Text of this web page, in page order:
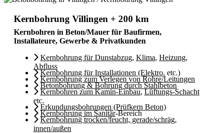
Kernbohrung Villingen + 200 km
Kernbohren in Beton/Mauer für Baufirmen,
Installateure, Gewerbe & Privatkunden
Kernbohrung für Dunstabzug, Klima, Heizung,
Abfluss
Kernbohrung für Installationen (Elektro, etc.)
Kernbohrung zum Verlegen von Rohre/Leitungen
Betonbohrung & Bohrung durch Stahlbeton
Kernbohren zum Kamin-Einbau,Lüftungs-Schacht
etc.
Erkundungsbohrungen (Prüfkern Beton)
Kernbohrung im Sanitär-Bereich
Kernbohrung trocken/feucht, gerade/schräg,
innen/außen